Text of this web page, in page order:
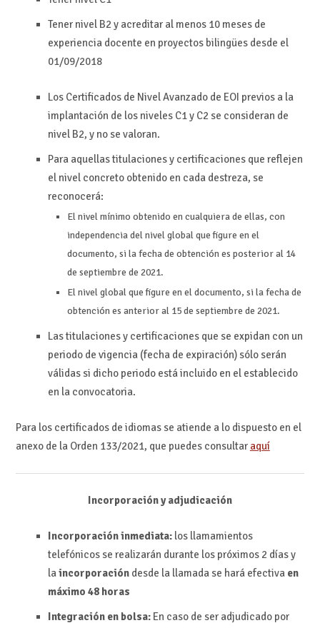
Tener nivel B2 y acreditar al menos 10 meses de
experiencia docente en proyectos bilingües desde el
01/09/2018
Los Certificados de Nivel Avanzado de EOI previos a la
implantación de los niveles C1 y C2 se consideran de
nivel B2, y no se valoran.
Para aquellas titulaciones y certificaciones que reflejen
el nivel concreto obtenido en cada destreza, se
reconocerá:
El nivel mínimo obtenido en cualquiera de ellas, con
independencia del nivel global que figure en el
documento, si la fecha de obtención es posterior al 14
de septiembre de 2021.
El nivel global que figure en el documento, si la fecha de
obtención es anterior al 15 de septiembre de 2021.
Las titulaciones y certificaciones que se expidan con un
periodo de vigencia (fecha de expiración) sólo serán
válidas si dicho periodo está incluido en el establecido
en la convocatoria.
Para los certificados de idiomas se atiende a lo dispuesto en el
anexo de la Orden 133/2021, que puedes consultar aquí
Incorporación y adjudicación
Incorporación inmediata: los llamamientos
telefónicos se realizarán durante los próximos 2 días y
laincorporacióndesde la llamada se hará efectiva en
máximo 48 horas
Integración en bolsa:En caso de ser adjudicado por